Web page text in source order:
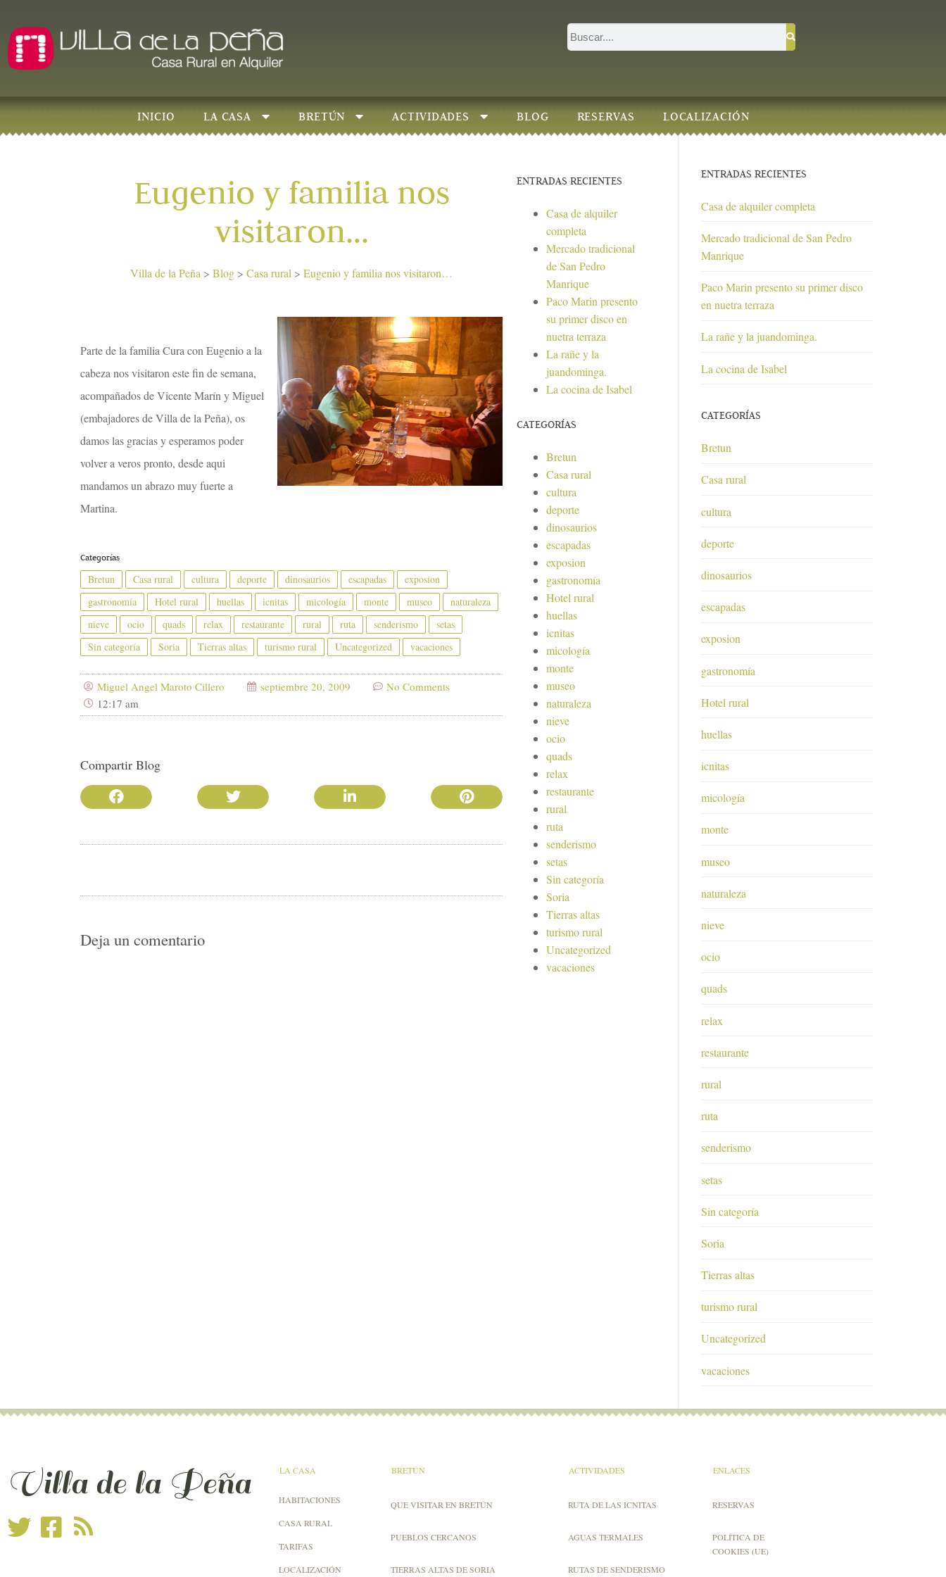
INICIO LA CASA BRETÚN ACTIVIDADES BLOG RESERVAS LOCALIZACIÓN
Eugenio y familia nos
visitaron…
Villa de la Peña >Blog >Casa rural >Eugenio y familia nos visitaron…
Parte de la familia Cura con Eugenio a la
cabeza nos visitaron este fin de semana,
acompañados de Vicente Marín y Miguel
(embajadores de Villa de la Peña), os
damos las gracias y esperamos poder
volver a veros pronto, desde aqui
mandamos un abrazo muy fuerte a
Martina.
Categorías
Bretun Casa rural cultura deporte dinosaurios escapadas
exposion
gastronomía
Hotel rural huellas icnitas micología monte museo
naturaleza
nieve
ocio quads relax restaurante rural ruta senderismo
setas
Sin categoría
Soria Tierras altas turismo rural Uncategorized vacaciones
Miguel Angel Maroto Cillero septiembre 20, 2009
No Comments
12:17 am
Compartir Blog
Deja un comentario
ENTRADAS RECIENTES
Casa de alquiler
completa
Mercado tradicional
de San Pedro
Manrique
Paco Marin presento
su primer disco en
nuetra terraza
La rañe y la
juandominga.
La cocina de Isabel
CATEGORÍAS
Bretun
Casa rural
cultura
deporte
dinosaurios
escapadas
exposion
gastronomía
Hotel rural
huellas
icnitas
micología
monte
museo
naturaleza
nieve
ocio
quads
relax
restaurante
rural
ruta
senderismo
setas
Sin categoría
Soria
Tierras altas
turismo rural
Uncategorized
vacaciones
ENTRADAS RECIENTES
Casa de alquiler completa
Mercado tradicional de San Pedro
Manrique
Paco Marin presento su primer disco
en nuetra terraza
La rañe y la juandominga.
La cocina de Isabel
CATEGORÍAS
Bretun
Casa rural
cultura
deporte
dinosaurios
escapadas
exposion
gastronomía
Hotel rural
huellas
icnitas
micología
monte
museo
naturaleza
nieve
ocio
quads
relax
restaurante
rural
ruta
senderismo
setas
Sin categoría
Soria
Tierras altas
turismo rural
Uncategorized
vacaciones
Villa de la Peña LA CASA
HABITACIONES
CASA RURAL
TARIFAS
LOCALIZACIÓN
BRETÚN
QUE VISITAR EN BRETÚN
PUEBLOS CERCANOS
TIERRAS ALTAS DE SORIA
ACTIVIDADES
RUTA DE LAS ICNITAS
AGUAS TERMALES
RUTAS DE SENDERISMO
ENLACES
RESERVAS
POLÍTICA DE
COOKIES (UE)